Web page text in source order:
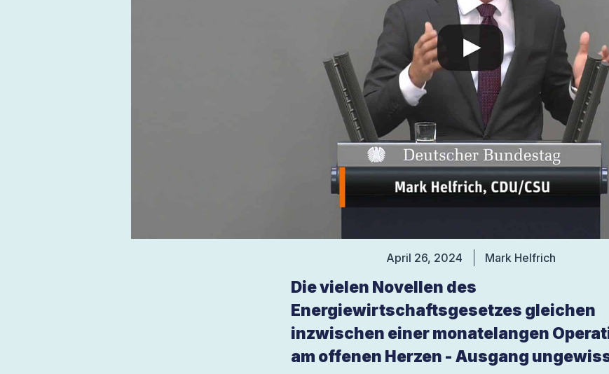
April 26, 2024 Mark Helfrich
Die vielen Novellen des
Energiewirtschaftsgesetzes gleichen
inzwischen einer monatelangen
am offenen Herzen - Ausgang